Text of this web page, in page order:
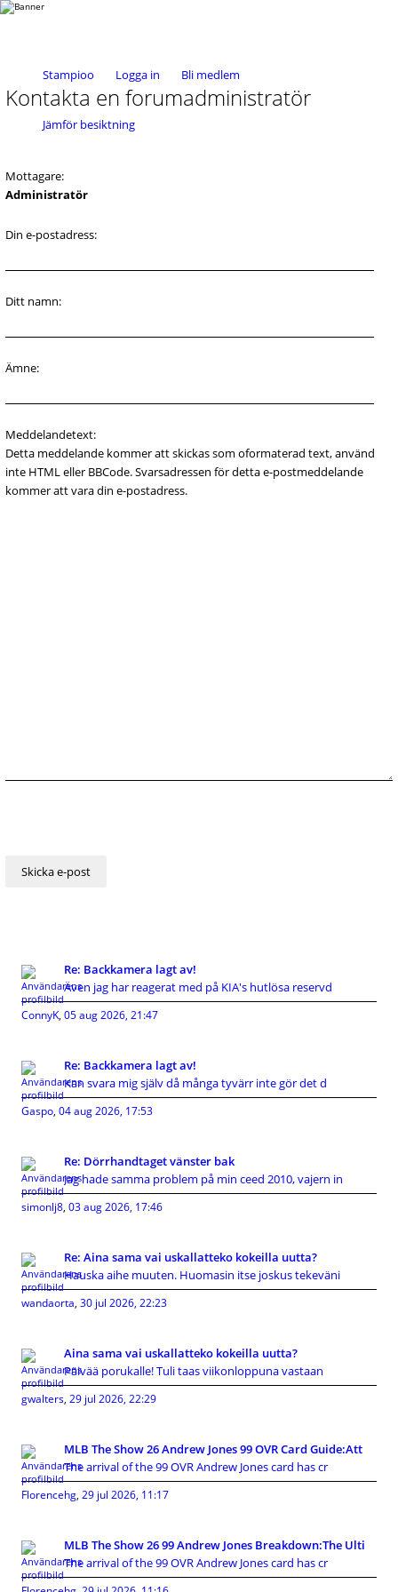
Stampioo Logga in Bli medlem
Jämför besiktning
Kontakta en forumadministratör
Mottagare:
Administratör
Din e-postadress:
Ditt namn:
Ämne:
Meddelandetext:
Detta meddelande kommer att skickas som oformaterad text, använd
inte HTML eller BBCode. Svarsadressen för detta e-postmeddelande
kommer att vara din e-postadress.
Re: Backkamera lagt av!
Även jag har reagerat med på KIA's hutlösa reservd
ConnyK, 05 aug 2026, 21:47
Re: Backkamera lagt av!
Kan svara mig själv då många tyvärr inte gör det d
Gaspo, 04 aug 2026, 17:53
Re: Dörrhandtaget vänster bak
Jag hade samma problem på min ceed 2010, vajern in
simonlj8, 03 aug 2026, 17:46
Re: Aina sama vai uskallatteko kokeilla uutta?
Hauska aihe muuten. Huomasin itse joskus tekeväni
wandaorta, 30 jul 2026, 22:23
Aina sama vai uskallatteko kokeilla uutta?
Päivää porukalle! Tuli taas viikonloppuna vastaan
gwalters, 29 jul 2026, 22:29
MLB The Show 26 Andrew Jones 99 OVR Card Guide:Att
The arrival of the 99 OVR Andrew Jones card has cr
Florencehg, 29 jul 2026, 11:17
MLB The Show 26 99 Andrew Jones Breakdown:The Ulti
The arrival of the 99 OVR Andrew Jones card has cr